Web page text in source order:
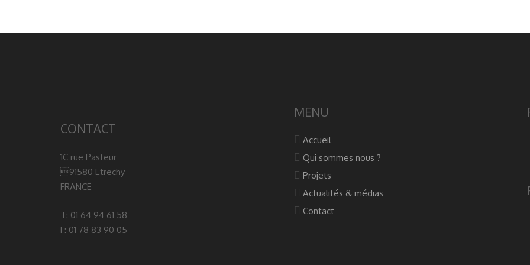
CONTACT
1C rue Pasteur
91580 Etrechy
FRANCE
T: 01 64 94 61 58
F: 01 78 83 90 05
MENU
Accueil
Qui sommes nous ?
Projets
Actualités & médias
Contact